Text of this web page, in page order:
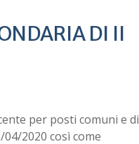
DI II
per posti comuni e di
2020 così come